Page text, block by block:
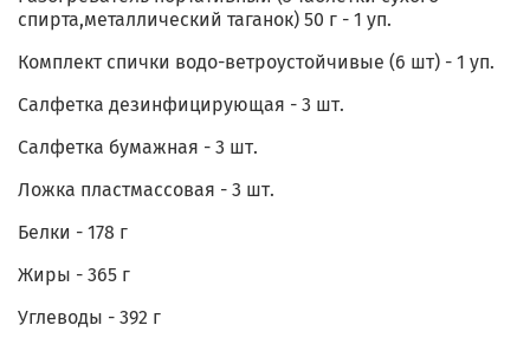
спирта,металлический таганок) 50 г - 1 уп.
Комплект спички водо-ветроустойчивые (6 шт) - 1 уп.
Салфетка дезинфицирующая - 3 шт.
Салфетка бумажная - 3 шт.
Ложка пластмассовая - 3 шт.
Белки - 178 г
Жиры - 365 г
Углеводы - 392 г